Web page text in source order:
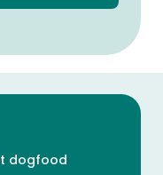
dogfood